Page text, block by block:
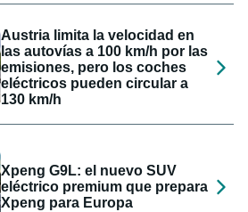
Austria limita la velocidad en
las autovías a 100 km/h por las
emisiones, pero los coches
eléctricos pueden circular a
130 km/h
Xpeng G9L: el nuevo SUV
eléctrico premium que prepara
Xpeng para Europa